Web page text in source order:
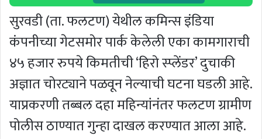
सुरवडी (ता. फलटण) येथील कमिन्स इंडिया
कंपनीच्या गेटसमोर पार्क केलेली एका कामगाराची
४५ हजार रुपये किमतीची ‘हिरो स्प्लेंडर’ दुचाकी
अज्ञात चोरट्याने पळवून नेल्याची घटना घडली आहे.
याप्रकरणी तब्बल दहा महिन्यांनंतर फलटण ग्रामीण
पोलीस ठाण्यात गुन्हा दाखल करण्यात आला आहे.